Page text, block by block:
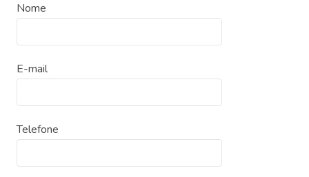
Nome
E-mail
Telefone